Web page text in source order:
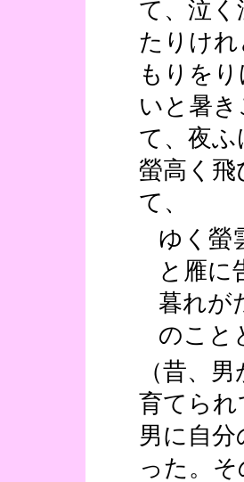
て、泣
たりけ
もりを
いと暑
て、夜
螢高く飛
て、
ゆく螢
と雁に
暮れが
のこと
（昔、
育てら
男に自
った。